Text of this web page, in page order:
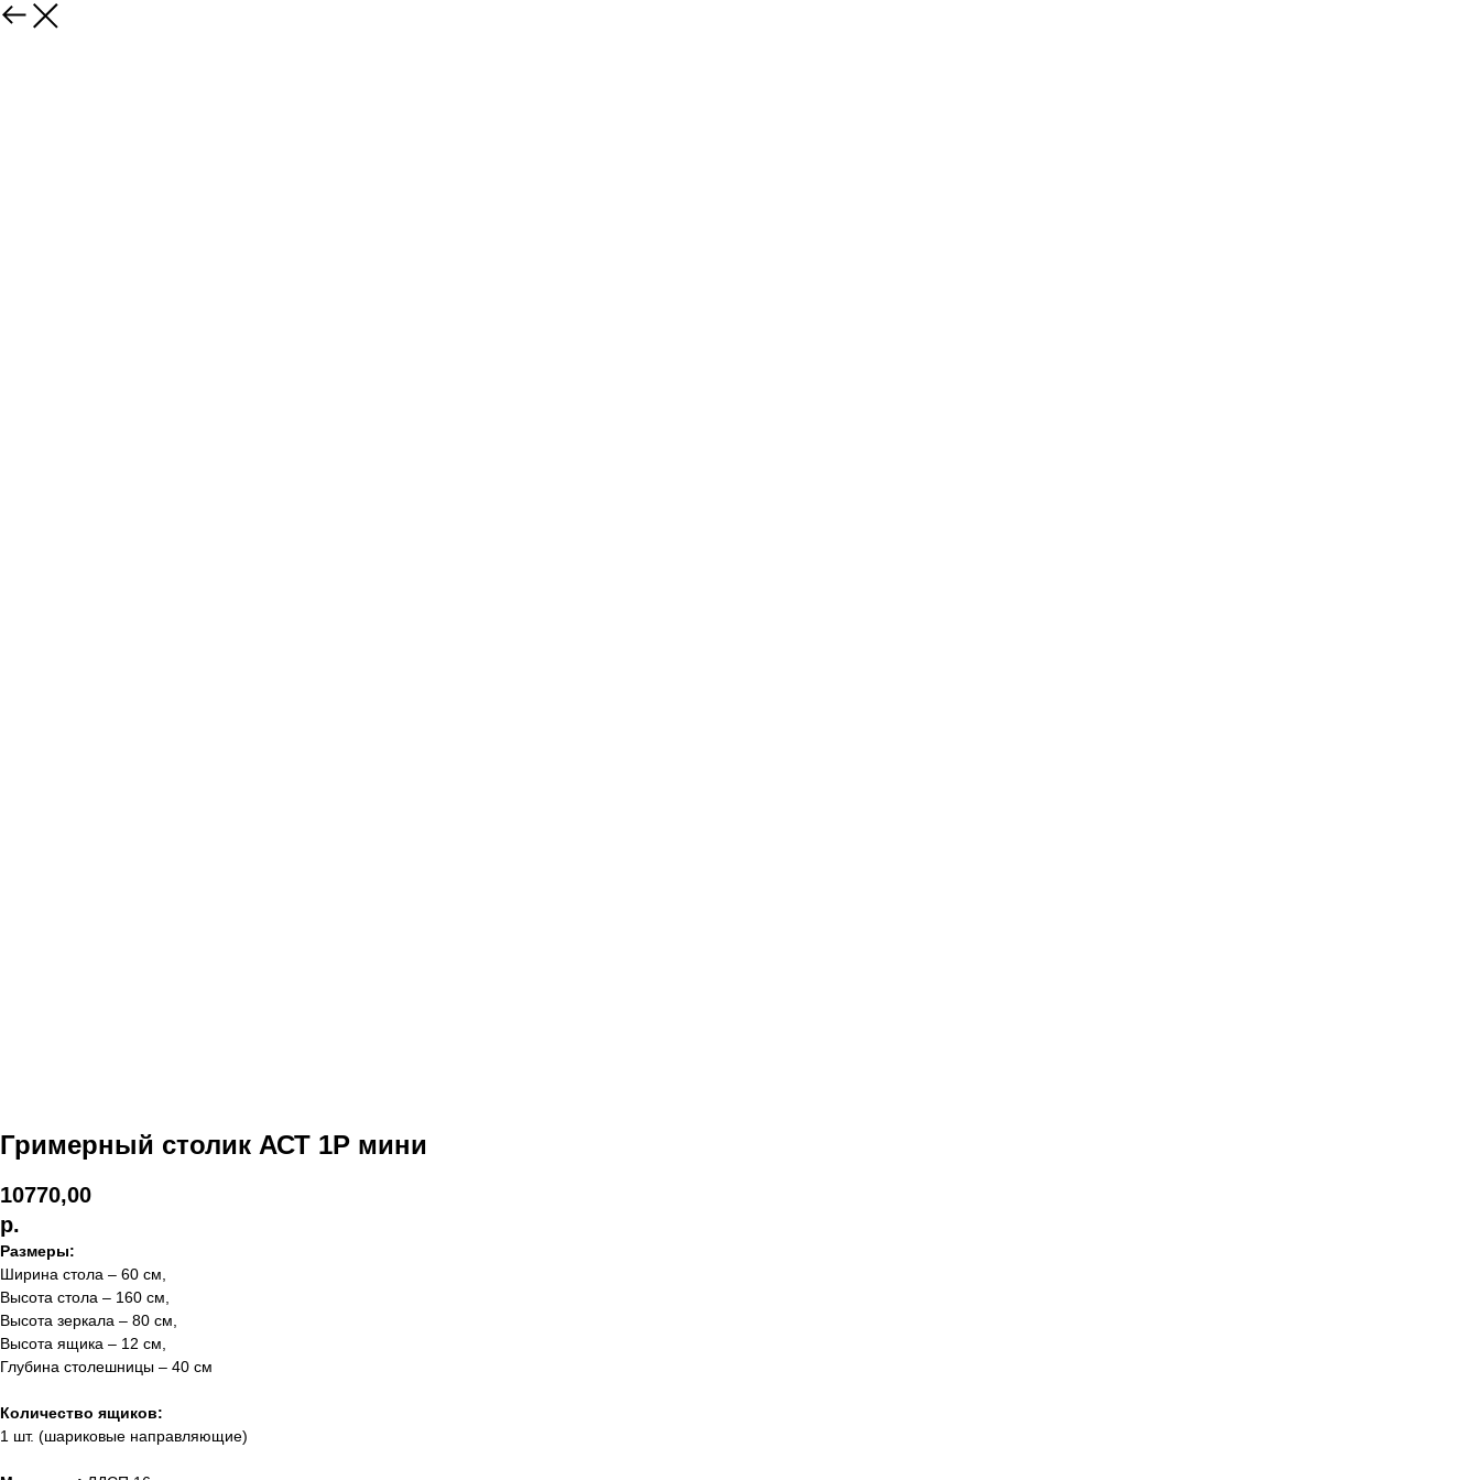
Гримерный столик АСТ 1Р мини
10770,00
р.
Размеры:
Ширина стола – 60 см,
Высота стола – 160 см,
Высота зеркала – 80 см,
Высота ящика – 12 см,
Глубина столешницы – 40 см
Количество ящиков:
1 шт. (шариковые направляющие)